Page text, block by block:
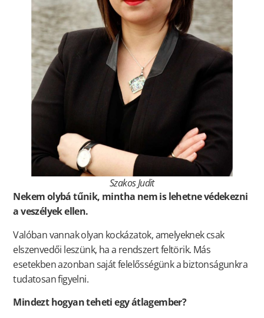
Szakos Judit
Nekem olybá tűnik, mintha nem is lehetne védekezni
a veszélyek ellen.
Valóban vannak olyan kockázatok, amelyeknek csak
elszenvedői leszünk, ha a rendszert feltörik. Más
esetekben azonban saját felelősségünk a biztonságunkra
tudatosan figyelni.
Mindezt hogyan teheti egy átlagember?